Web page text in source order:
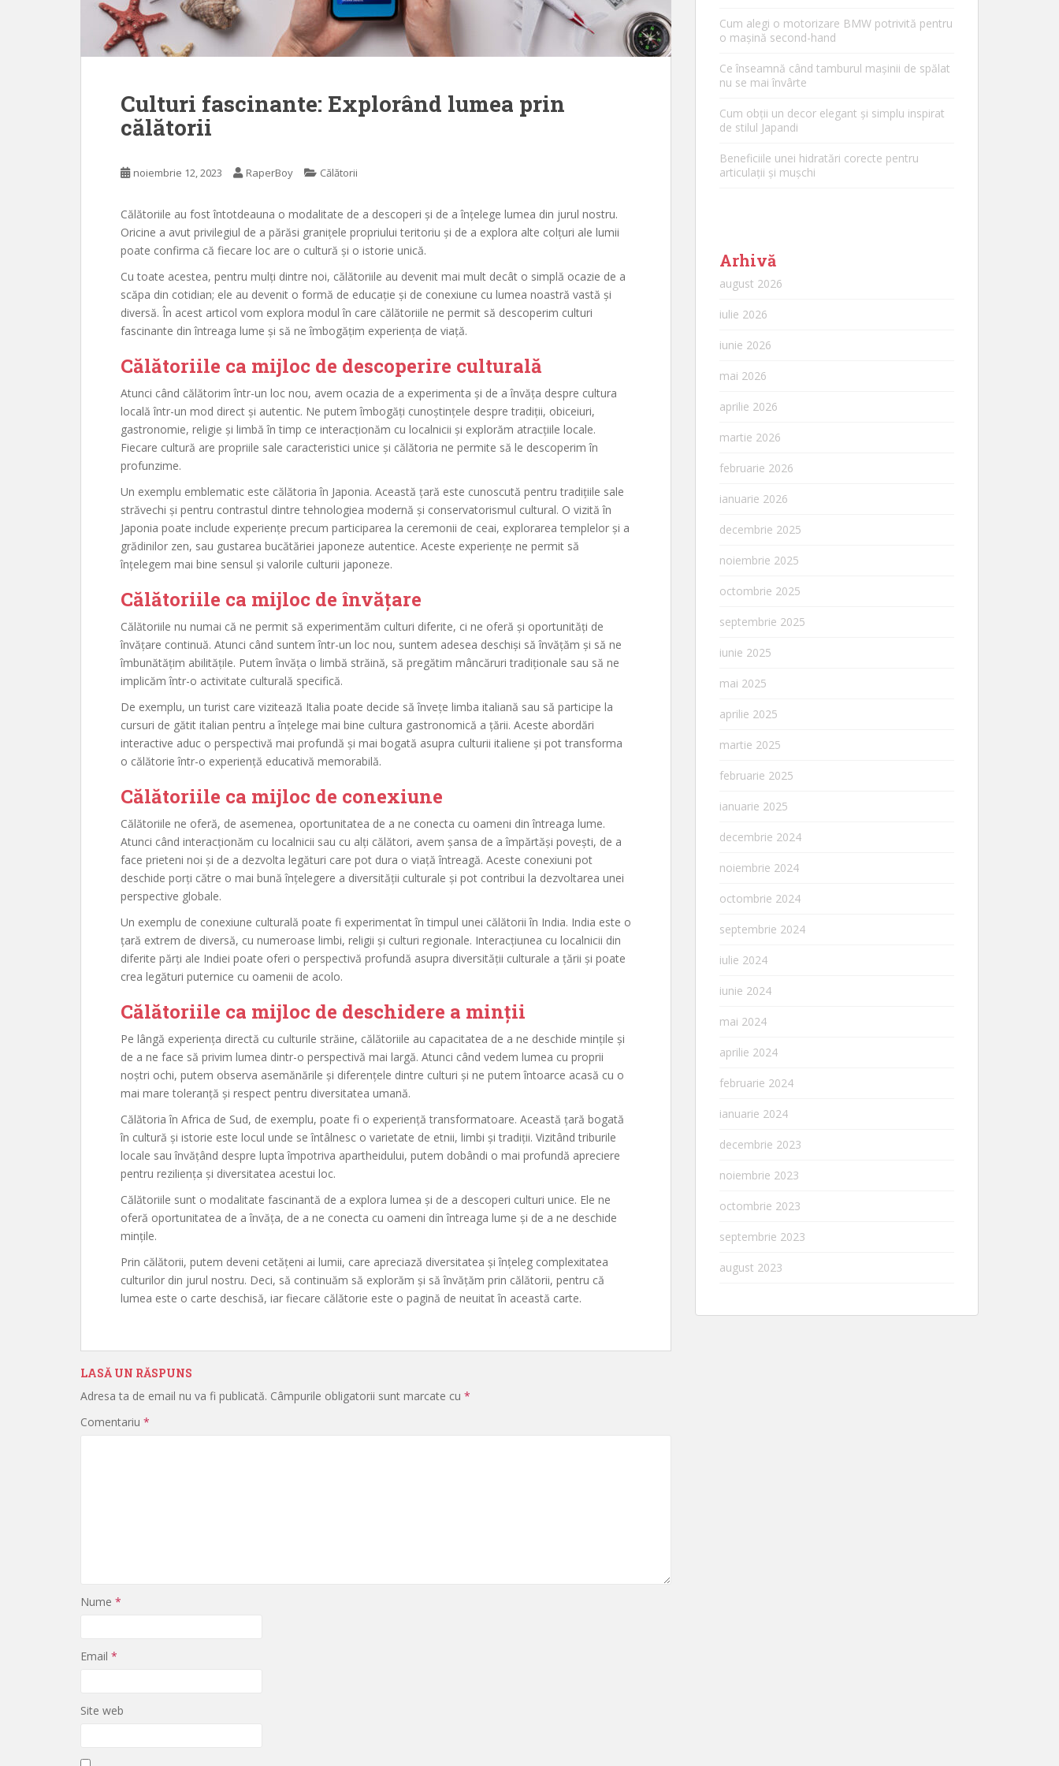
Culturi fascinante: Explorând lumea prin
călătorii
noiembrie 12, 2023 RaperBoy Călătorii
Călătoriile au fost întotdeauna o modalitate de a descoperi și de a înțelege lumea din jurul nostru.
Oricine a avut privilegiul de a părăsi granițele propriului teritoriu și de a explora alte colțuri ale lumii
poate confirma că fiecare loc are o cultură și o istorie unică.
Cu toate acestea, pentru mulți dintre noi, călătoriile au devenit mai mult decât o simplă ocazie de a
scăpa din cotidian; ele au devenit o formă de educație și de conexiune cu lumea noastră vastă și
diversă. În acest articol vom explora modul în care călătoriile ne permit să descoperim culturi
fascinante din întreaga lume și să ne îmbogățim experiența de viață.
Călătoriile ca mijloc de descoperire culturală
Atunci când călătorim într-un loc nou, avem ocazia de a experimenta și de a învăța despre cultura
locală într-un mod direct și autentic. Ne putem îmbogăți cunoștințele despre tradiții, obiceiuri,
gastronomie, religie și limbă în timp ce interacționăm cu localnicii și explorăm atracțiile locale.
Fiecare cultură are propriile sale caracteristici unice și călătoria ne permite să le descoperim în
profunzime.
Un exemplu emblematic este călătoria în Japonia. Această țară este cunoscută pentru tradițiile sale
străvechi și pentru contrastul dintre tehnologiea modernă și conservatorismul cultural. O vizită în
Japonia poate include experiențe precum participarea la ceremonii de ceai, explorarea templelor și a
grădinilor zen, sau gustarea bucătăriei japoneze autentice. Aceste experiențe ne permit să
înțelegem mai bine sensul și valorile culturii japoneze.
Călătoriile ca mijloc de învățare
Călătoriile nu numai că ne permit să experimentăm culturi diferite, ci ne oferă și oportunități de
învățare continuă. Atunci când suntem într-un loc nou, suntem adesea deschiși să învățăm și să ne
îmbunătățim abilitățile. Putem învăța o limbă străină, să pregătim mâncăruri tradiționale sau să ne
implicăm într-o activitate culturală specifică.
De exemplu, un turist care vizitează Italia poate decide să învețe limba italiană sau să participe la
cursuri de gătit italian pentru a înțelege mai bine cultura gastronomică a țării. Aceste abordări
interactive aduc o perspectivă mai profundă și mai bogată asupra culturii italiene și pot transforma
o călătorie într-o experiență educativă memorabilă.
Călătoriile ca mijloc de conexiune
Călătoriile ne oferă, de asemenea, oportunitatea de a ne conecta cu oameni din întreaga lume.
Atunci când interacționăm cu localnicii sau cu alți călători, avem șansa de a împărtăși povești, de a
face prieteni noi și de a dezvolta legături care pot dura o viață întreagă. Aceste conexiuni pot
deschide porți către o mai bună înțelegere a diversității culturale și pot contribui la dezvoltarea unei
perspective globale.
Un exemplu de conexiune culturală poate fi experimentat în timpul unei călătorii în India. India este o
țară extrem de diversă, cu numeroase limbi, religii și culturi regionale. Interacțiunea cu localnicii din
diferite părți ale Indiei poate oferi o perspectivă profundă asupra diversității culturale a țării și poate
crea legături puternice cu oamenii de acolo.
Călătoriile ca mijloc de deschidere a minții
Pe lângă experiența directă cu culturile străine, călătoriile au capacitatea de a ne deschide mințile și
de a ne face să privim lumea dintr-o perspectivă mai largă. Atunci când vedem lumea cu proprii
noștri ochi, putem observa asemănările și diferențele dintre culturi și ne putem întoarce acasă cu o
mai mare toleranță și respect pentru diversitatea umană.
Călătoria în Africa de Sud, de exemplu, poate fi o experiență transformatoare. Această țară bogată
în cultură și istorie este locul unde se întâlnesc o varietate de etnii, limbi și tradiții. Vizitând triburile
locale sau învățând despre lupta împotriva apartheidului, putem dobândi o mai profundă apreciere
pentru reziliența și diversitatea acestui loc.
Călătoriile sunt o modalitate fascinantă de a explora lumea și de a descoperi culturi unice. Ele ne
oferă oportunitatea de a învăța, de a ne conecta cu oameni din întreaga lume și de a ne deschide
mințile.
Prin călătorii, putem deveni cetățeni ai lumii, care apreciază diversitatea și înțeleg complexitatea
culturilor din jurul nostru. Deci, să continuăm să explorăm și să învățăm prin călătorii, pentru că
lumea este o carte deschisă, iar fiecare călătorie este o pagină de neuitat în această carte.
LASĂ UN RĂSPUNS
Adresa ta de email nu va fi publicată. Câmpurile obligatorii sunt marcate cu *
Comentariu *
Nume *
Email *
Site web
Cum alegi o motorizare BMW potrivită pentru
o mașină second-hand
Ce înseamnă când tamburul mașinii de spălat
nu se mai învârte
Cum obții un decor elegant și simplu inspirat
de stilul Japandi
Beneficiile unei hidratări corecte pentru
articulații și mușchi
Arhivă
august 2026
iulie 2026
iunie 2026
mai 2026
aprilie 2026
martie 2026
februarie 2026
ianuarie 2026
decembrie 2025
noiembrie 2025
octombrie 2025
septembrie 2025
iunie 2025
mai 2025
aprilie 2025
martie 2025
februarie 2025
ianuarie 2025
decembrie 2024
noiembrie 2024
octombrie 2024
septembrie 2024
iulie 2024
iunie 2024
mai 2024
aprilie 2024
februarie 2024
ianuarie 2024
decembrie 2023
noiembrie 2023
octombrie 2023
septembrie 2023
august 2023